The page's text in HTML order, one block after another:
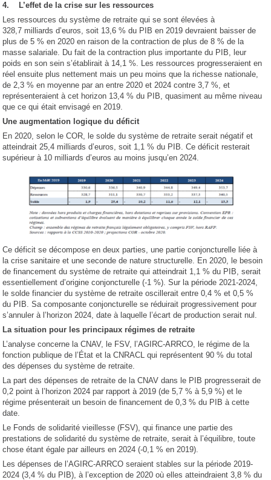
4. L’effet de la crise sur les ressources
Les ressources du système de retraite qui se sont élevées à
328,7 milliards d’euros, soit 13,6 % du PIB en 2019 devraient baisser de
plus de 5 % en 2020 en raison de la contraction de plus de 8 % de la
masse salariale. Du fait de la contraction plus importante du PIB, leur
poids en son sein s’établirait à 14,1 %. Les ressources progresseraient en
réel ensuite plus nettement mais un peu moins que la richesse nationale,
de 2,3 % en moyenne par an entre 2020 et 2024 contre 3,7 %, et
représenteraient à cet horizon 13,4 % du PIB, quasiment au même niveau
que ce qui était envisagé en 2019.
Une augmentation logique du déficit
En 2020, selon le COR, le solde du système de retraite serait négatif et
atteindrait 25,4 milliards d’euros, soit 1,1 % du PIB. Ce déficit resterait
supérieur à 10 milliards d’euros au moins jusqu’en 2024.
Ce déficit se décompose en deux parties, une partie conjoncturelle liée à
la crise sanitaire et une seconde de nature structurelle. En 2020, le besoin
de financement du système de retraite qui atteindrait 1,1 % du PIB, serait
essentiellement d’origine conjoncturelle (-1 %). Sur la période 2021-2024,
le solde financier du système de retraite oscillerait entre 0,4 % et 0,5 %
du PIB. Sa composante conjoncturelle se réduirait progressivement pour
s’annuler à l’horizon 2024, date à laquelle l’écart de production serait nul.
La situation pour les principaux régimes de retraite
L’analyse concerne la CNAV, le FSV, l’AGIRC-ARRCO, le régime de la
fonction publique de l’État et la CNRACL qui représentent 90 % du total
des dépenses du système de retraite.
La part des dépenses de retraite de la CNAV dans le PIB progresserait de
0,2 point à l’horizon 2024 par rapport à 2019 (de 5,7 % à 5,9 %) et le
régime présenterait un besoin de financement de 0,3 % du PIB à cette
date.
Le Fonds de solidarité vieillesse (FSV), qui finance une partie des
prestations de solidarité du système de retraite, serait à l’équilibre, toute
chose étant égale par ailleurs en 2024 (-0,1 % en 2019).
Les dépenses de l’AGIRC-ARRCO seraient stables sur la période 2019-
2024 (3,4 % du PIB), à l’exception de 2020 où elles atteindraient 3,8 % du